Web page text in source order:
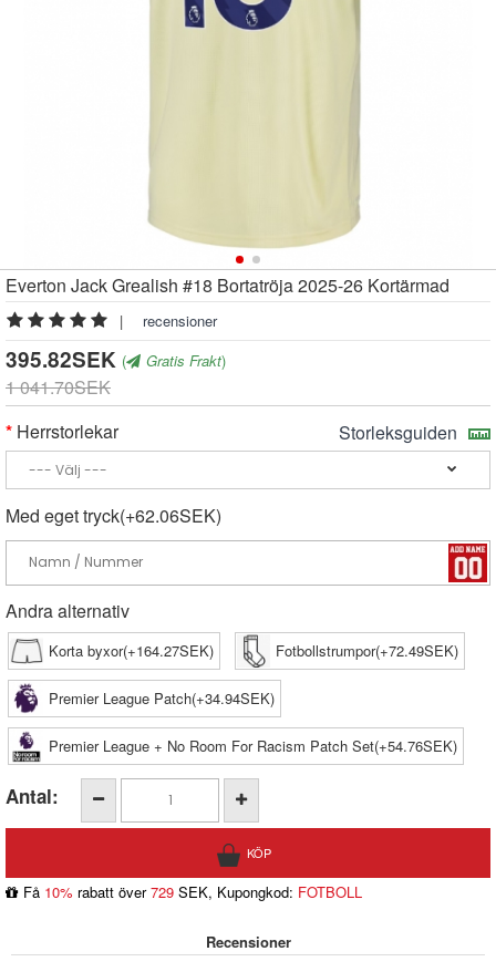
Everton Jack Grealish #18 Bortatröja 2025-26 Kortärmad
| recensioner
395.82SEK ( Gratis Frakt)
1 041.70SEK
Herrstorlekar
Storleksguiden
Med eget tryck(+62.06SEK)
Andra alternativ
Korta byxor(+164.27SEK) Fotbollstrumpor(+72.49SEK)
Premier League Patch(+34.94SEK)
Premier League + No Room For Racism Patch Set(+54.76SEK)
Antal:
Få 10% rabatt över729 SEK, Kupongkod: FOTBOLL
Recensioner